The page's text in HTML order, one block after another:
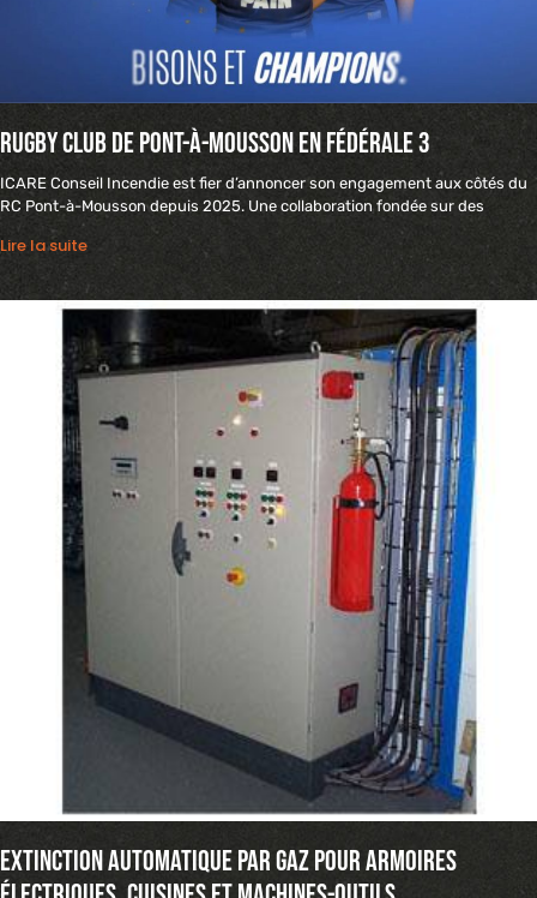
Rugby club de Pont-à-Mousson en fédérale 3
ICARE Conseil Incendie est fier d’annoncer son engagement aux côtés du
RC Pont-à-Mousson depuis 2025. Une collaboration fondée sur des
Lire la suite
Extinction automatique par gaz pour armoires